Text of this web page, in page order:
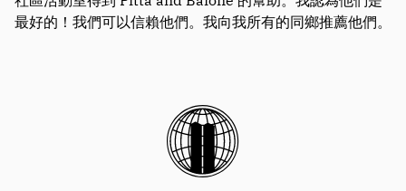
最好的！我們可以信賴他們。我向我所有的同鄉推薦他們。